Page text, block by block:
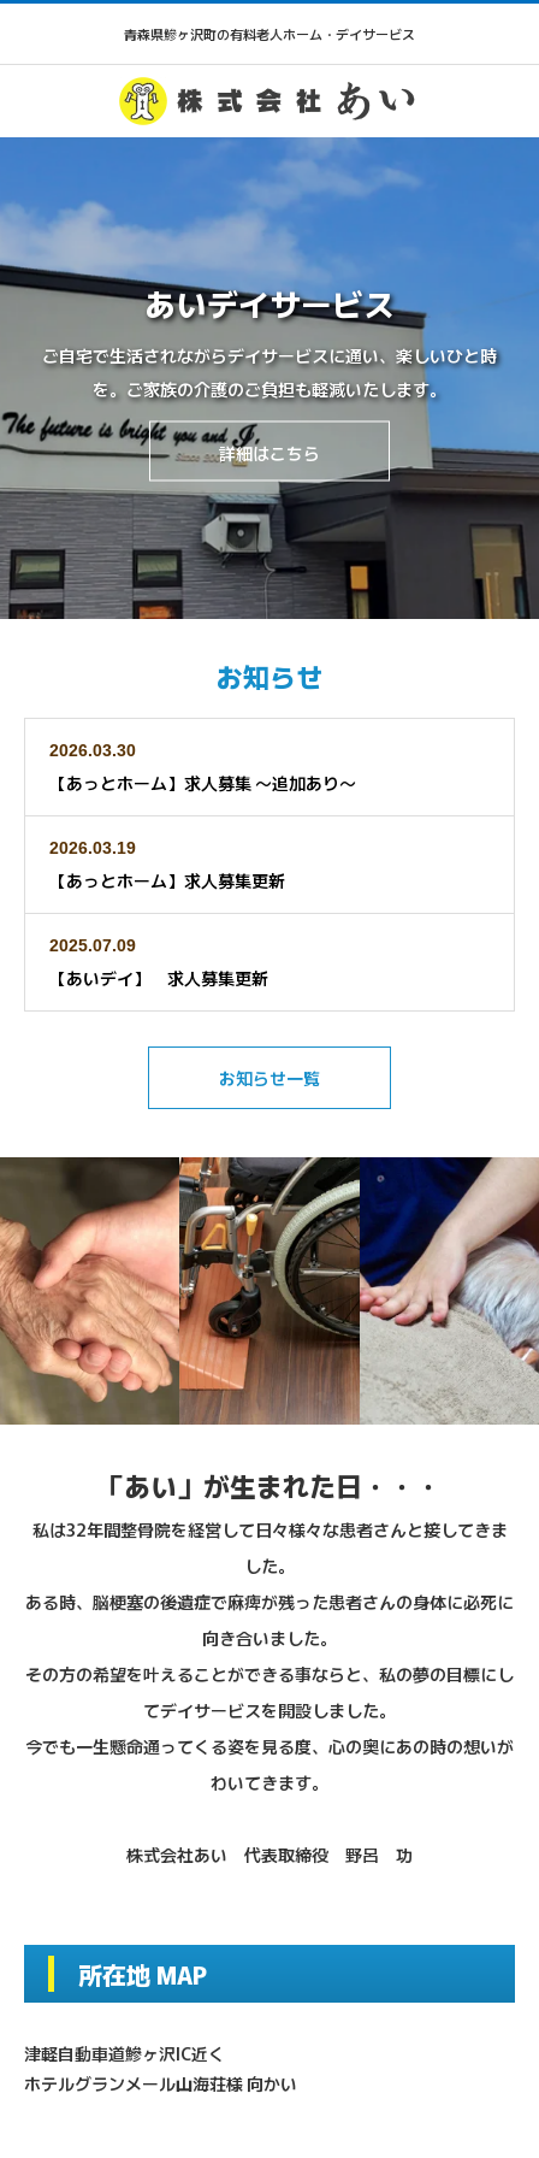
青森県鰺ヶ沢町の有料老人ホーム・デイサービス
あいデイサービス
ご自宅で生活されながらデイサービスに通い、楽しいひと時
を。ご家族の介護のご負担も軽減いたします。
詳細はこちら
お知らせ
2026.03.30
【あっとホーム】求人募集 ～追加あり～
2026.03.19
【あっとホーム】求人募集更新
2025.07.09
【あいデイ】 求人募集更新
お知らせ一覧
「あい」が生まれた日・・・
私は32年間整骨院を経営して日々様々な患者さんと接してきま
した。
ある時、脳梗塞の後遺症で麻痺が残った患者さんの身体に必死に
向き合いました。
その方の希望を叶えることができる事ならと、私の夢の目標にし
てデイサービスを開設しました。
今でも一生懸命通ってくる姿を見る度、心の奥にあの時の想いが
わいてきます。
株式会社あい 代表取締役 野呂 功
所在地 MAP
津軽自動車道鰺ヶ沢IC近く
ホテルグランメール山海荘様 向かい